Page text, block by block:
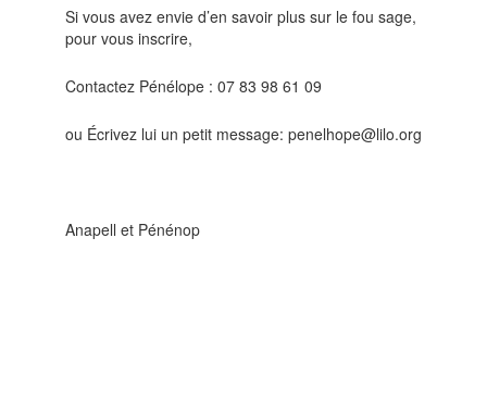
Si vous avez envie d’en savoir plus sur le fou sage,
pour vous inscrire,
Contactez Pénélope : 07 83 98 61 09
ou Écrivez lui un petit message: penelhope@lilo.org
Anapell et Pénénop